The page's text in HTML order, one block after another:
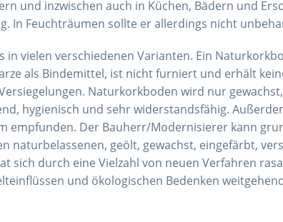
und inzwischen auch in Küchen, Bädern und
In Feuchträumen sollte er allerdings nicht
in vielen verschiedenen Varianten. Ein
als Bindemittel, ist nicht furniert und erhält
Naturkorkboden wird nur
hygienisch und sehr widerstandsfähig.
empfunden. Der Bauherr/Modernisierer kann
naturbelassenen, geölt, gewachst, eingefärbt,
sich durch eine Vielzahl von neuen Verfahren
und ökologischen Bedenken